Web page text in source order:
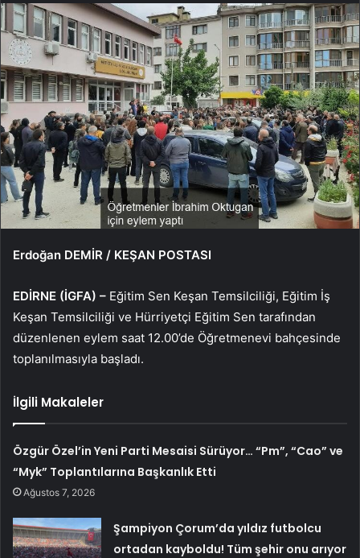
Erdoğan DEMİR / KEŞAN POSTASI
EDİRNE (İGFA) – Eğitim Sen Keşan Temsilciliği, Eğitim İş
Keşan Temsilciliği ve Hürriyetçi Eğitim Sen tarafından
düzenlenen eylem saat 12.00’de Öğretmenevi bahçesinde
toplanılmasıyla başladı.
İlgili Makaleler
Özgür Özel’in Yeni Parti Mesaisi Sürüyor… “Pm”, “Cao” ve
“Myk” Toplantılarına Başkanlık Etti
Ağustos 7, 2026
Şampiyon Çorum’da yıldız futbolcu
ortadan kayboldu! Tüm şehir onu arıyor